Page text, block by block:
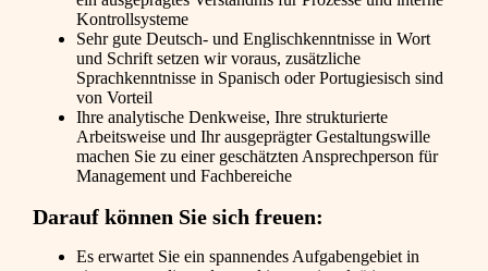
Kontrollsysteme
Sehr gute Deutsch- und Englischkenntnisse in Wort
und Schrift setzen wir voraus, zusätzliche
Sprachkenntnisse in Spanisch oder Portugiesisch sind
von Vorteil
Ihre analytische Denkweise, Ihre strukturierte
Arbeitsweise und Ihr ausgeprägter Gestaltungswille
machen Sie zu einer geschätzten Ansprechperson für
Management und Fachbereiche
Darauf können Sie sich freuen:
Es erwartet Sie ein spannendes Aufgabengebiet in